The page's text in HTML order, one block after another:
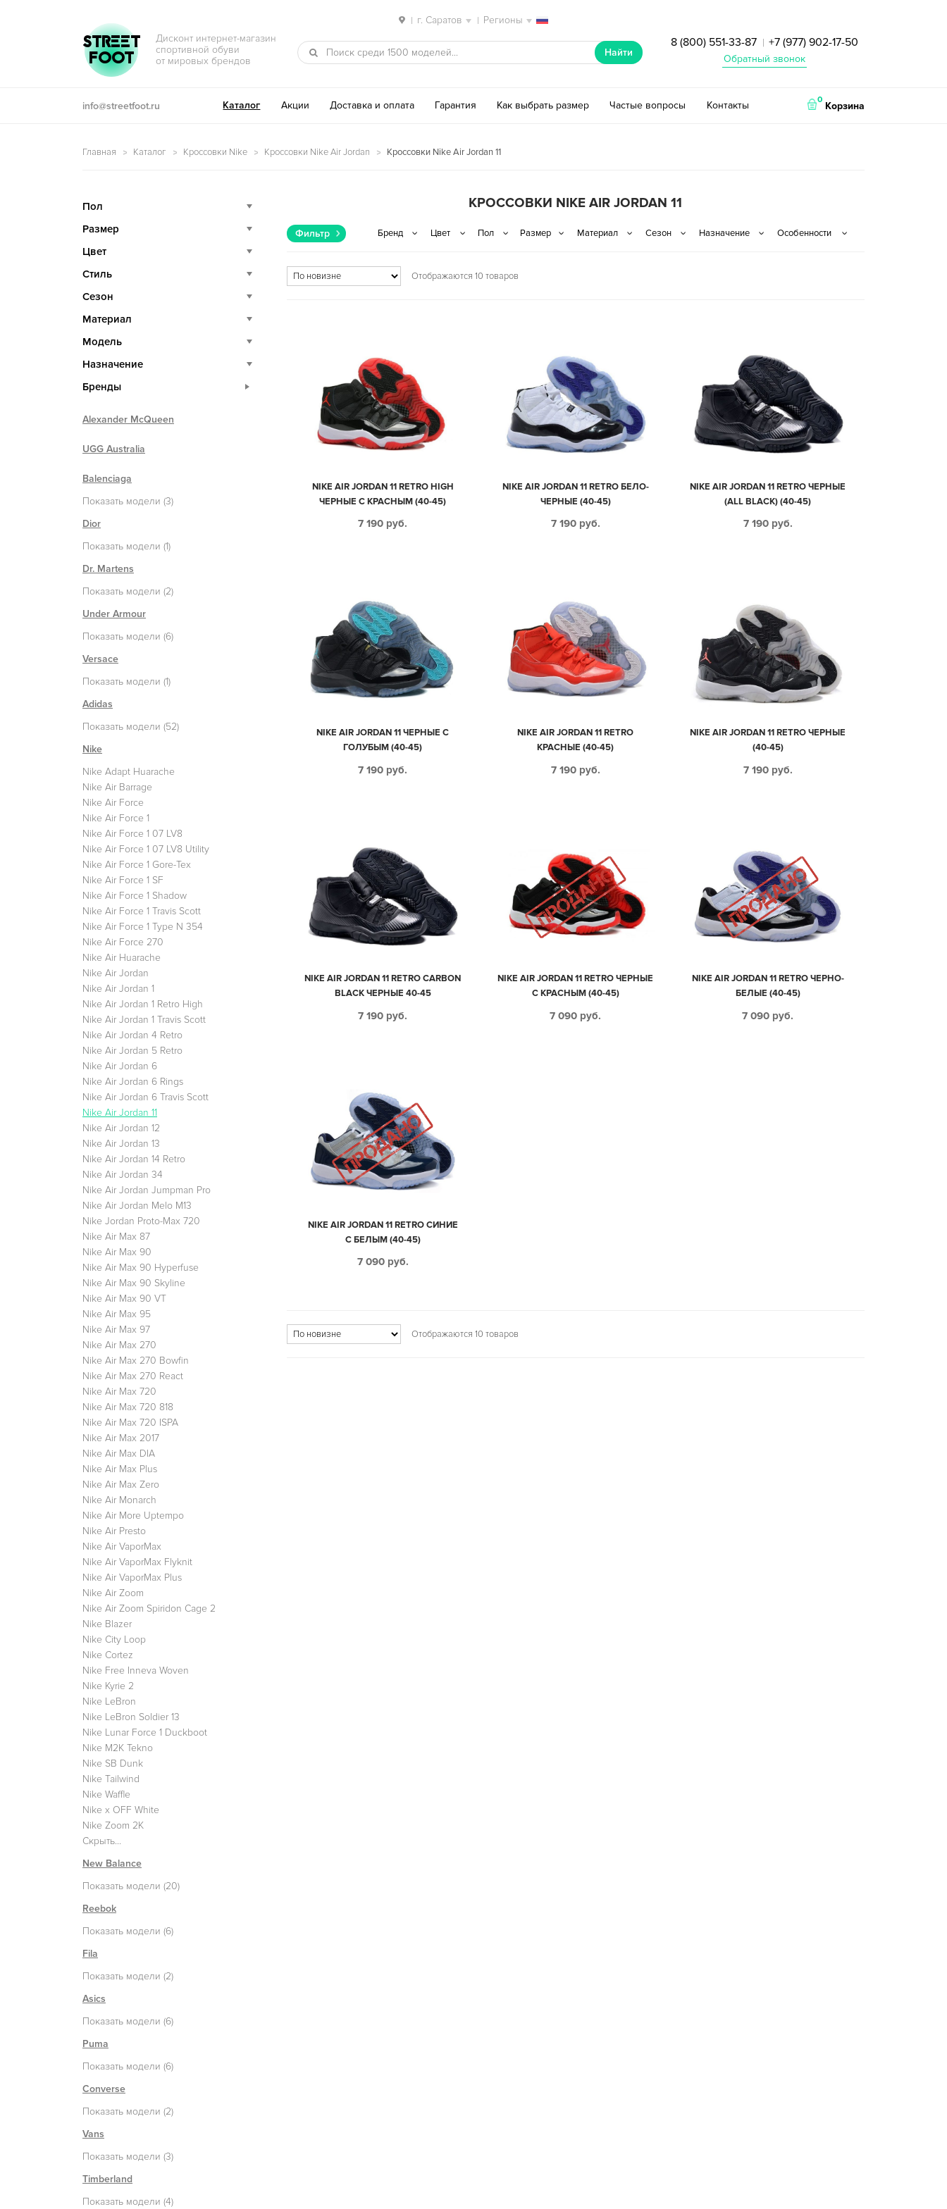
| г. Саратов | Регионы
Перейти к навигации
Перейти к содержимому
STREET
FOOT
Дисконт интернет-магазин
спортивной обуви
от мировых брендов
Найти
8 (800) 551-33-87 | +7 (977) 902-17-50
Обратный звонок
info@streetfoot.ru Каталог Акции Доставка и оплата Гарантия Как выбрать размер Частые вопросы Контакты 0
Корзина
Главная Каталог Кроссовки Nike Кроссовки Nike Air Jordan Кроссовки Nike Air Jordan 11
КРОССОВКИ NIKE AIR JORDAN 11
Фильтр
Отображаются 10 товаров
NIKE AIR JORDAN 11 RETRO HIGH
ЧЕРНЫЕ С КРАСНЫМ (40-45)
7 190 руб.
NIKE AIR JORDAN 11 RETRO БЕЛО-
ЧЕРНЫЕ (40-45)
7 190 руб.
NIKE AIR JORDAN 11 RETRO ЧЕРНЫЕ
(ALL BLACK) (40-45)
7 190 руб.
NIKE AIR JORDAN 11 ЧЕРНЫЕ С
ГОЛУБЫМ (40-45)
7 190 руб.
NIKE AIR JORDAN 11 RETRO
КРАСНЫЕ (40-45)
7 190 руб.
NIKE AIR JORDAN 11 RETRO ЧЕРНЫЕ
(40-45)
7 190 руб.
NIKE AIR JORDAN 11 RETRO CARBON
BLACK ЧЕРНЫЕ 40-45
7 190 руб.
NIKE AIR JORDAN 11 RETRO ЧЕРНЫЕ
С КРАСНЫМ (40-45)
7 090 руб.
NIKE AIR JORDAN 11 RETRO ЧЕРНО-
БЕЛЫЕ (40-45)
7 090 руб.
NIKE AIR JORDAN 11 RETRO СИНИЕ
С БЕЛЫМ (40-45)
7 090 руб.
Отображаются 10 товаров
Пол
Размер
Цвет
Стиль
Сезон
Материал
Модель
Назначение
Бренды
Alexander McQueen
UGG Australia
Balenciaga
Показать модели (3)
Dior
Показать модели (1)
Dr. Martens
Показать модели (2)
Under Armour
Показать модели (6)
Versace
Показать модели (1)
Adidas
Показать модели (52)
Nike
Nike Adapt Huarache
Nike Air Barrage
Nike Air Force
Nike Air Force 1
Nike Air Force 1 07 LV8
Nike Air Force 1 07 LV8 Utility
Nike Air Force 1 Gore-Tex
Nike Air Force 1 SF
Nike Air Force 1 Shadow
Nike Air Force 1 Travis Scott
Nike Air Force 1 Type N 354
Nike Air Force 270
Nike Air Huarache
Nike Air Jordan
Nike Air Jordan 1
Nike Air Jordan 1 Retro High
Nike Air Jordan 1 Travis Scott
Nike Air Jordan 4 Retro
Nike Air Jordan 5 Retro
Nike Air Jordan 6
Nike Air Jordan 6 Rings
Nike Air Jordan 6 Travis Scott
Nike Air Jordan 11
Nike Air Jordan 12
Nike Air Jordan 13
Nike Air Jordan 14 Retro
Nike Air Jordan 34
Nike Air Jordan Jumpman Pro
Nike Air Jordan Melo M13
Nike Jordan Proto-Max 720
Nike Air Max 87
Nike Air Max 90
Nike Air Max 90 Hyperfuse
Nike Air Max 90 Skyline
Nike Air Max 90 VT
Nike Air Max 95
Nike Air Max 97
Nike Air Max 270
Nike Air Max 270 Bowfin
Nike Air Max 270 React
Nike Air Max 720
Nike Air Max 720 818
Nike Air Max 720 ISPA
Nike Air Max 2017
Nike Air Max DIA
Nike Air Max Plus
Nike Air Max Zero
Nike Air Monarch
Nike Air More Uptempo
Nike Air Presto
Nike Air VaporMax
Nike Air VaporMax Flyknit
Nike Air VaporMax Plus
Nike Air Zoom
Nike Air Zoom Spiridon Cage 2
Nike Blazer
Nike City Loop
Nike Cortez
Nike Free Inneva Woven
Nike Kyrie 2
Nike LeBron
Nike LeBron Soldier 13
Nike Lunar Force 1 Duckboot
Nike M2K Tekno
Nike SB Dunk
Nike Tailwind
Nike Waffle
Nike x OFF White
Nike Zoom 2K
Скрыть...
New Balance
Показать модели (20)
Reebok
Показать модели (6)
Fila
Показать модели (2)
Asics
Показать модели (6)
Puma
Показать модели (6)
Converse
Показать модели (2)
Vans
Показать модели (3)
Timberland
Показать модели (4)